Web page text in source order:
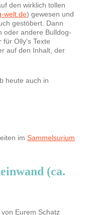
den wirklich tollen
welt.de) gewesen und
gestöbert. Dann
oder andere Bulldog-
für Olly's Texte
auf den Inhalt, der
heute auch in
im Sammelsurium
(ca.
Eurem Schatz